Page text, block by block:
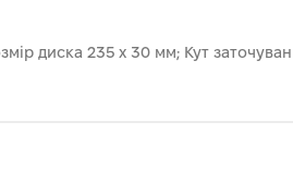
диска 235 х 30 мм; Кут